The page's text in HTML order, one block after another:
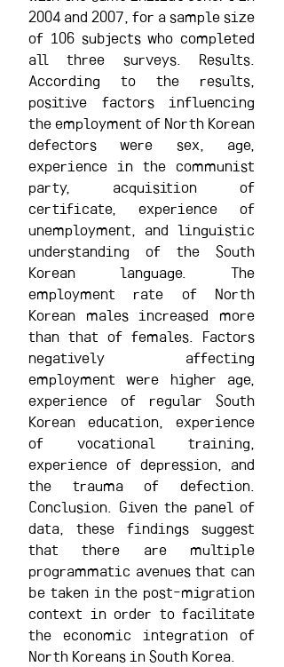
2004 and 2007, for a sample size
of 106 subjects who completed
all three surveys. Results.
According to the results,
positive factors influencing
the employment of North Korean
defectors were sex, age,
experience in the communist
party, acquisition of
certificate, experience of
unemployment, and linguistic
understanding of the South
Korean language. The
employment rate of North
Korean males increased more
than that of females. Factors
negatively affecting
employment were higher age,
experience of regular South
Korean education, experience
of vocational training,
experience of depression, and
the trauma of defection.
Conclusion. Given the panel of
data, these findings suggest
that there are multiple
programmatic avenues that can
be taken in the post-migration
context in order to facilitate
the economic integration of
North Koreans in South Korea.